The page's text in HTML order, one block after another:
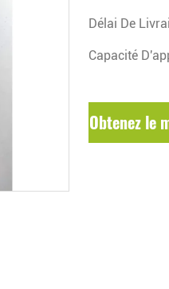
Délai De
Capacité
Obtenez le